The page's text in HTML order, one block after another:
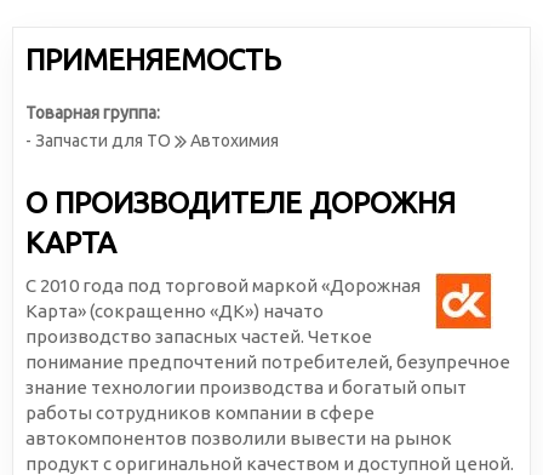
ПРИМЕНЯЕМОСТЬ
Товарная группа:
- Запчасти для ТО
Автохимия
О ПРОИЗВОДИТЕЛЕ ДОРОЖНЯ
КАРТА
С 2010 года под торговой маркой «Дорожная
Карта» (сокращенно «ДК») начато
производство запасных частей. Четкое
понимание предпочтений потребителей, безупречное
знание технологии производства и богатый опыт
работы сотрудников компании в сфере
автокомпонентов позволили вывести на рынок
продукт с оригинальной качеством и доступной ценой.